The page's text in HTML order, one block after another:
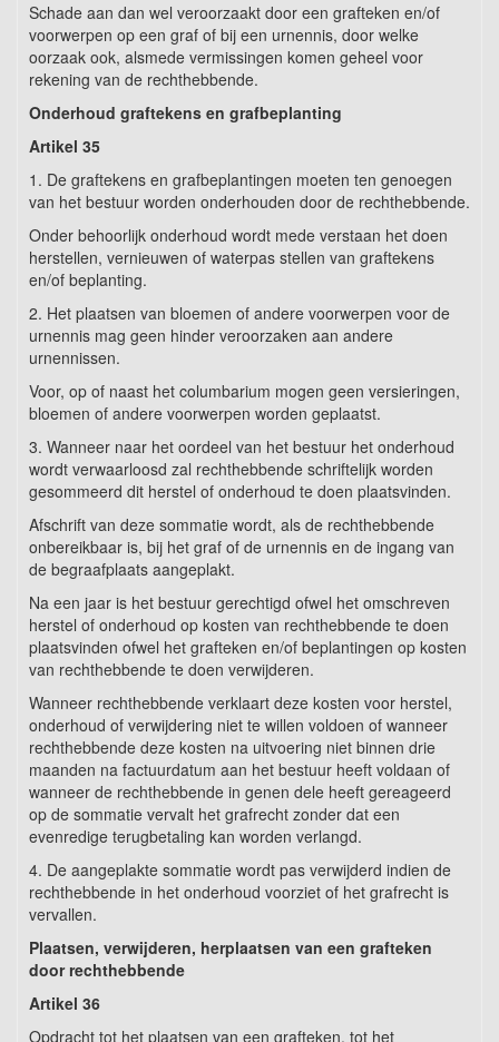
Schade aan dan wel veroorzaakt door een grafteken en/of
voorwerpen op een graf of bij een urnennis, door welke
oorzaak ook, alsmede vermissingen komen geheel voor
rekening van de rechthebbende.
Onderhoud graftekens en grafbeplanting
Artikel 35
1. De graftekens en grafbeplantingen moeten ten genoegen
van het bestuur worden onderhouden door de rechthebbende.
Onder behoorlijk onderhoud wordt mede verstaan het doen
herstellen, vernieuwen of waterpas stellen van graftekens
en/of beplanting.
2. Het plaatsen van bloemen of andere voorwerpen voor de
urnennis mag geen hinder veroorzaken aan andere
urnennissen.
Voor, op of naast het columbarium mogen geen versieringen,
bloemen of andere voorwerpen worden geplaatst.
3. Wanneer naar het oordeel van het bestuur het onderhoud
wordt verwaarloosd zal rechthebbende schriftelijk worden
gesommeerd dit herstel of onderhoud te doen plaatsvinden.
Afschrift van deze sommatie wordt, als de rechthebbende
onbereikbaar is, bij het graf of de urnennis en de ingang van
de begraafplaats aangeplakt.
Na een jaar is het bestuur gerechtigd ofwel het omschreven
herstel of onderhoud op kosten van rechthebbende te doen
plaatsvinden ofwel het grafteken en/of beplantingen op kosten
van rechthebbende te doen verwijderen.
Wanneer rechthebbende verklaart deze kosten voor herstel,
onderhoud of verwijdering niet te willen voldoen of wanneer
rechthebbende deze kosten na uitvoering niet binnen drie
maanden na factuurdatum aan het bestuur heeft voldaan of
wanneer de rechthebbende in genen dele heeft gereageerd
op de sommatie vervalt het grafrecht zonder dat een
evenredige terugbetaling kan worden verlangd.
4. De aangeplakte sommatie wordt pas verwijderd indien de
rechthebbende in het onderhoud voorziet of het grafrecht is
vervallen.
Plaatsen, verwijderen, herplaatsen van een grafteken
door rechthebbende
Artikel 36
Opdracht tot het plaatsen van een grafteken, tot het